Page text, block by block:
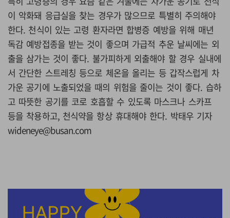
이 악화돼 응급실을 찾는 경우가 많으므로 특별히 주의해야
한다. 천식이 있는 고령 환자라면 합병증 예방을 위해 매년
독감 예방접종을 받는 것이 좋으며 가급적 추운 날씨에는 외
출을 삼가는 것이 좋다. 불가피하게 외출해야 할 경우 실내에
서 간단한 스트레칭 등으로 체온을 올리는 등 갑작스럽게 차
가운 공기에 노출되었을 때의 위험을 줄이는 것이 좋다. 습하
고 따뜻한 공기를 코로 호흡할 수 있도록 마스크나 스카프
등을 착용하고, 천식약을 항상 휴대해야 한다. 박태우 기자
wideneye@busan.com